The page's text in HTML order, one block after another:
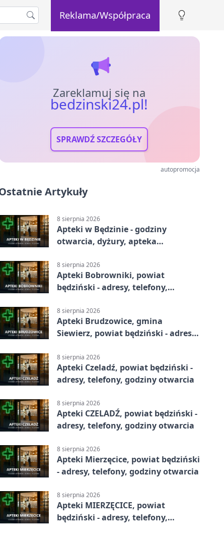
Reklama/Współpraca
Zareklamuj się na
bedzinski24.pl!
SPRAWDŹ SZCZEGÓŁY
autopromocja
Artykuły
8 sierpnia 2026
Apteki w Będzinie - godziny
otwarcia, dyżury, apteka
8 sierpnia 2026
Apteki Bobrowniki, powiat
będziński - adresy, telefony,
8 sierpnia 2026
Apteki Brudzowice, gmina
Siewierz, powiat będziński - adresy,
8 sierpnia 2026
Apteki Czeladź, powiat będziński -
adresy, telefony, godziny otwarcia
8 sierpnia 2026
Apteki CZELADŹ, powiat będziński -
adresy, telefony, godziny otwarcia
8 sierpnia 2026
Apteki Mierzęcice, powiat będziński
- adresy, telefony, godziny otwarcia
8 sierpnia 2026
Apteki MIERZĘCICE, powiat
będziński - adresy, telefony,